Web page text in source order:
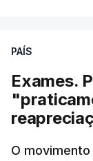
PAÍS
Exames.
O